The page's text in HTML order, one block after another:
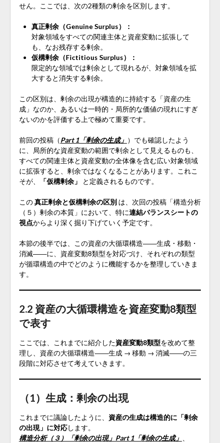
せん。ここでは、次の2種類の剰余を区別します。
真正剰余（Genuine Surplus）：
対象領域をすべての関連主体と資産変動に拡張して
も、なお残存する剰余。
仮構剰余（Fictitious Surplus）：
限定的な領域では剰余として現れるが、対象領域を拡
大すると消失する剰余。
この区別は、剰余の出現が構造的に持続する「資産の生
成」なのか、あるいは一時的・局所的な価値の現れにすぎ
ないのかを評価する上で極めて重要です。
前回の投稿（Part 1「剰余の生成」 ）でも確認したよう
に、局所的な資産変動の範囲で剰余として見えるものも、
すべての関連主体と資産変動の全体像を含む広い対象領域
に拡張すると、剰余ではなくなることがあります。これこ
そが、
「仮構剰余」 と定義されるものです。
この真正剰余と仮構剰余の区別は、次回の投稿「構造分析
（５）剰余の本質」において、特に連結バランスシートの
視点からより深く掘り下げていく予定です。
本節の後半では、この資産の大循環構造――生成・移動・
消滅――に、資産変動8類型を対応づけ、それぞれの類型
が循環構造の中でどのように機能するかを整理していきま
す。
2.2 資産の大循環構造を資産変動8類型
で表す
ここでは、これまでに紹介した資産変動8類型を改めて整
理し、資産の大循環構造――生成 → 移動 → 消滅――の三
段階に対応させて考えていきます。
（1）生成：剰余の出現
これまでに議論したように、 資産の生成は構造的に「剰余
の出現」に対応します。
構造分析（３）「剰余の出現」Part 1「剰余の生成」